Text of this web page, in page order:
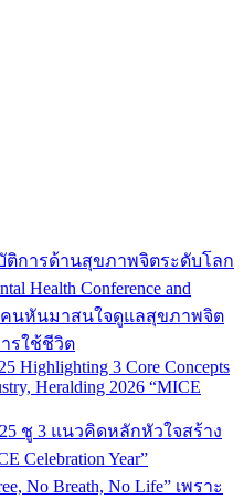
การด้านสุขภาพจิตระดับโลก
Health Conference and
คนหันมาสนใจดูแลสุขภาพจิต
รใช้ชีวิต
Highlighting 3 Core Concepts
Heralding 2026 “MICE
ชู 3 แนวคิดหลักหัวใจสร้าง
Celebration Year”
No Breath, No Life” เพราะ